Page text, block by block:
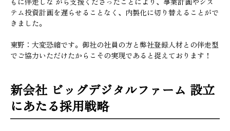
テム投資計画を遅らせることなく、内製化に切り替えることがで
きました。
東野：大変恐縮です。御社の社員の方と弊社登録人材との伴走型
でご協力いただけたからこその実現であると捉えております！
新会社 ビッグデジタルファーム 設立
にあたる採用戦略